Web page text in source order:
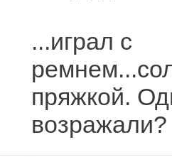
...играл с
пряжкой.
возражали?